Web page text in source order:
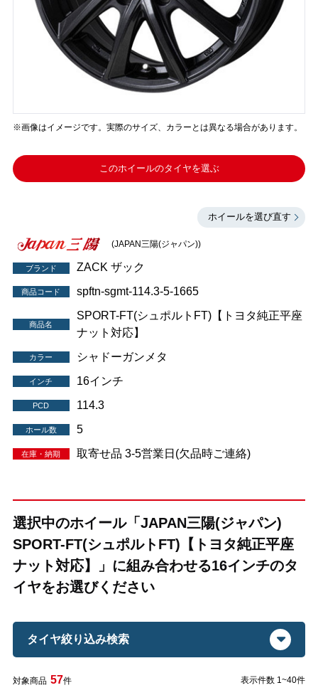
※画像はイメージです。実際のサイズ、カラーとは異なる場合があります。
このホイールのタイヤを選ぶ
ホイールを選び直す
(JAPAN三陽(ジャパン))
ブランド ZACK ザック
商品コード spftn-sgmt-114.3-5-1665
商品名
SPORT-FT(シュポルトFT)【トヨタ純正平座
ナット対応】
カラー シャドーガンメタ
インチ 16インチ
PCD 114.3
ホール数 5
在庫・納期 取寄せ品 3-5営業日(欠品時ご連絡)
選択中のホイール「JAPAN三陽(ジャパン)
SPORT-FT(シュポルトFT)【トヨタ純正平座
ナット対応】」に組み合わせる16インチのタ
イヤをお選びください
タイヤ絞り込み検索
対象商品 57件 表示件数 1~40件